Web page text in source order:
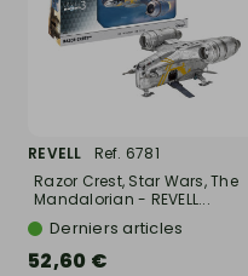
REVELL
Ref. 6781
Razor Crest, Star Wars, The
Mandalorian - REVELL...
Derniers articles
52,60 €